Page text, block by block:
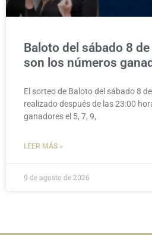
Baloto del sábado 8
son los números
El sorteo de Baloto del sábado 8
realizado después de las 23:00
ganadores el 5, 7, 9,
LEER MÁS »
9 de agosto de 2026